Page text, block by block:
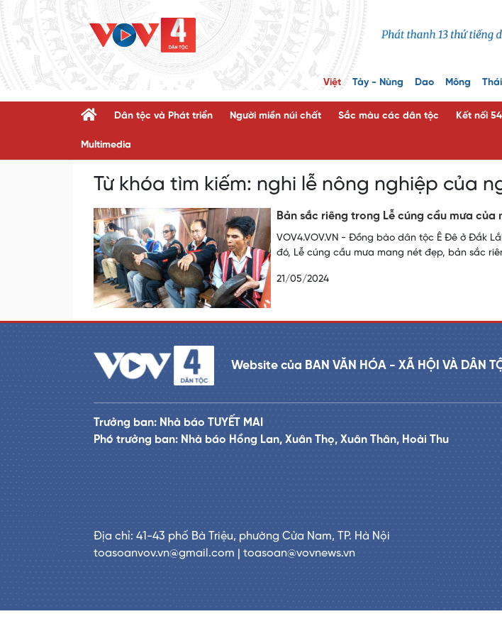
Việt Tày - Nùng Dao Mông Thái
Dân tộc và Phát triển Người miền núi chất Sắc màu các dân tộc Kết nối 54
Multimedia
Từ khóa tìm kiếm: nghi lễ nông nghiệp của
Bản sắc riêng trong Lễ cúng cầu mưa của
VOV4.VOV.VN - Đồng bào dân tộc Ê Đê ở Đắk
đó, Lễ cúng cầu mưa mang nét đẹp, bản sắc
21/05/2024
Website của BAN VĂN HÓA - XÃ HỘI VÀ DÂN
Trưởng ban: Nhà báo TUYẾT MAI
Phó trưởng ban: Nhà báo Hồng Lan, Xuân Thọ, Xuân Thân, Hoài Thu
Địa chỉ: 41-43 phố Bà Triệu, phường Cửa Nam, TP. Hà Nội
toasoanvov.vn@gmail.com | toasoan@vovnews.vn